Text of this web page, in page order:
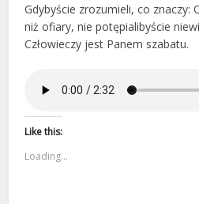
Gdybyście zrozumieli, co znaczy:
niż ofiary, nie potępialibyście
Człowieczy jest Panem szabatu.
Like this:
Loading...